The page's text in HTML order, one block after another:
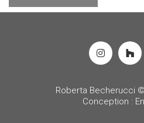
Roberta Becherucci
Conception :